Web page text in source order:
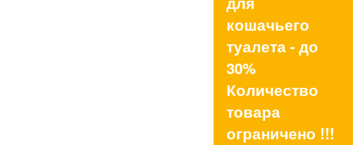
кошачьего
туалета - до
30%
Количество
товара
ограничено !!!